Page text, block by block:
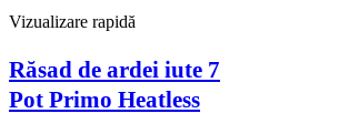
Vizualizare rapidă
Răsad de ardei iute 7
Pot Primo Heatless